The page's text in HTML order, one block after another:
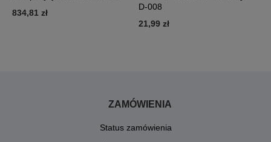
834,81 zł
D-008
21,99 zł
ZAMÓWIENIA
Status zamówienia